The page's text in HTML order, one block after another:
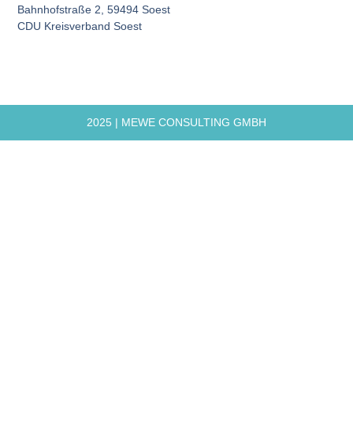
Bahnhofstraße 2, 59494 Soest
CDU Kreisverband Soest
2025 | MEWE CONSULTING GMBH